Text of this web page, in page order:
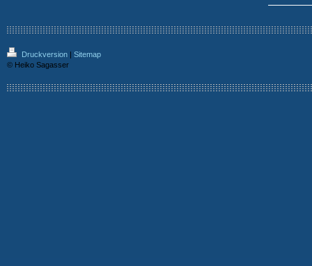
Druckversion | Sitemap
© Heiko Sagasser